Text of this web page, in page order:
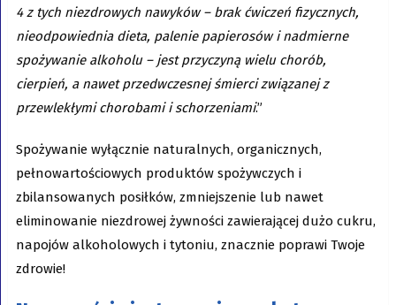
4 z tych niezdrowych nawyków – brak ćwiczeń fizycznych,
nieodpowiednia dieta, palenie papierosów i nadmierne
spożywanie alkoholu – jest przyczyną wielu chorób,
cierpień, a nawet przedwczesnej śmierci związanej z
przewlekłymi chorobami i schorzeniami.”
Spożywanie wyłącznie naturalnych, organicznych,
pełnowartościowych produktów spożywczych i
zbilansowanych posiłków, zmniejszenie lub nawet
eliminowanie niezdrowej żywności zawierającej dużo cukru,
napojów alkoholowych i tytoniu, znacznie poprawi Twoje
zdrowie!